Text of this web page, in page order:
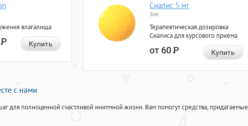
влагалища
Р Купить
Сиалис 5 мг
5мг
Терапевтическая дозировка
Сиалиса для курсового приема
от 60Р Купить
с нами
для полноценной счастливой инитмной жизни. Вам помогут средства, придагаемые